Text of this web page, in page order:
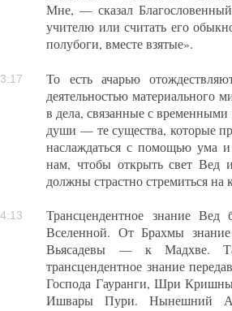
Мне, — сказал
учителю или считать его
полубоги, вместе взятые».
То есть ачарью
деятельностью материального
в дела, связанные с
души — те существа, которые
наслаждаться с помощью ума и
нам, чтобы открыть свет Вед
должны страстно стремиться
Трансцендентное знание
Вселенной. От Брахмы
Вьясадевы — к Мадхве.
трансцендентное знание
Господа Гауранги, Шри
Ишвары Пури. Нынешний